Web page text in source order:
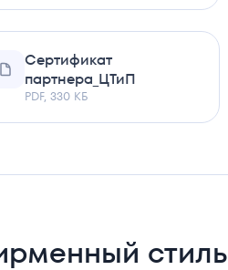
Сертификат
партнера_ЦТиП
PDF, 330 КБ
стиль